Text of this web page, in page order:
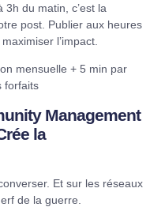
3h du matin, c’est la
post. Publier aux heures
l’impact.
mensuelle + 5 min par
forfaits
Management
la
Et sur les réseaux
de la guerre.